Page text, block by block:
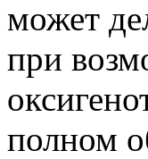
может
при
полном